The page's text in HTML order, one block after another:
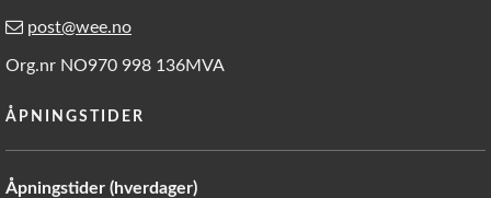
post@wee.no
Org.nr NO970 998 136MVA
ÅPNINGSTIDER
Åpningstider (hverdager)